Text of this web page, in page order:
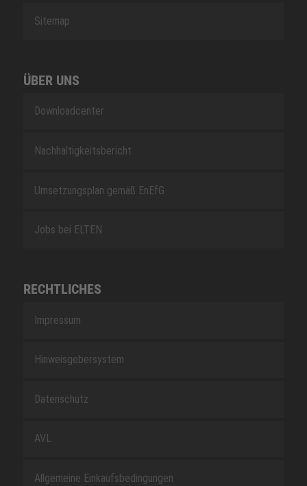
Sitemap
ÜBER UNS
Downloadcenter
Nachhaltigkeitsbericht
Umsetzungsplan gemäß EnEfG
Jobs bei ELTEN
RECHTLICHES
Impressum
Hinweisgebersystem
Datenschutz
AVL
Allgemeine Einkaufsbedingungen